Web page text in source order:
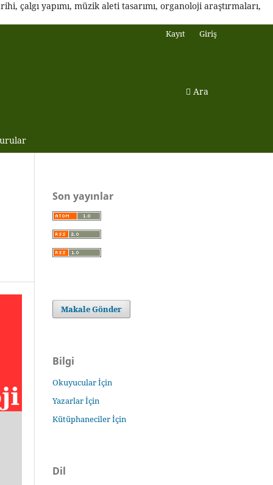
çalgı yapımı, müzik aleti tasarımı, organoloji araştırmaları,
Ara
Kayıt Giriş
Son yayınlar
Makale Gönder
Bilgi
Okuyucular İçin
Yazarlar İçin
Kütüphaneciler İçin
Dil